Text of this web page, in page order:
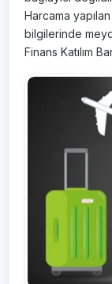
Harcama
bilgilerinde
Finans Katılım